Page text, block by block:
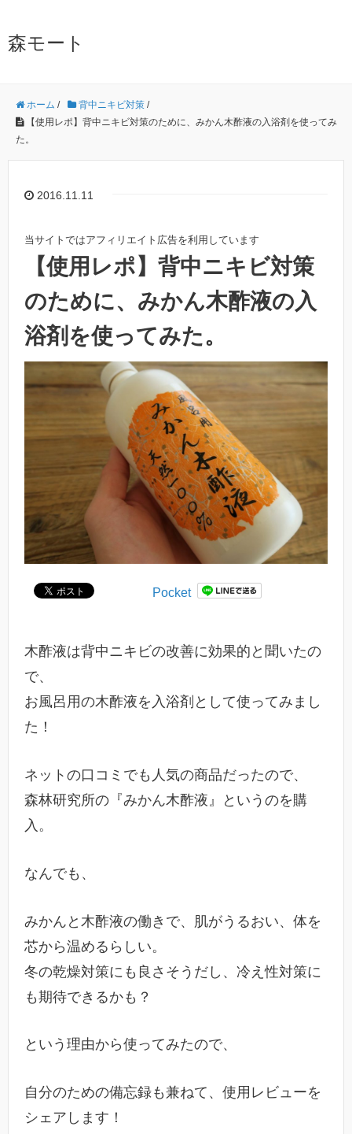
森モート
ホーム / 背中ニキビ対策 /
【使用レポ】背中ニキビ対策のために、みかん木酢液の入浴剤を使ってみ
た。
2016.11.11
当サイトではアフィリエイト広告を利用しています
【使用レポ】背中ニキビ対策
のために、みかん木酢液の入
浴剤を使ってみた。
Pocket
木酢液は背中ニキビの改善に効果的と聞いたの
で、
お風呂用の木酢液を入浴剤として使ってみまし
た！
ネットの口コミでも人気の商品だったので、
森林研究所の『みかん木酢液』というのを購
入。
なんでも、
みかんと木酢液の働きで、肌がうるおい、体を
芯から温めるらしい。
冬の乾燥対策にも良さそうだし、冷え性対策に
も期待できるかも？
という理由から使ってみたので、
自分のための備忘録も兼ねて、使用レビューを
シェアします！